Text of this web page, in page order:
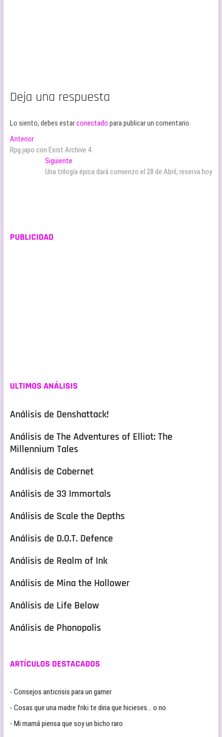
Deja una respuesta
Lo siento, debes estarconectado para publicar un comentario.
Navegación
de
entradas
AnteriorEntrada
anterior:
Rpg japo con Exist Archive 4
Siguiente
siguiente:
Una trilogía épica dará comienzo el 28 de Abril, reserva hoy
PUBLICIDAD
ULTIMOS ANÁLISIS
Análisis de Denshattack!
Análisis de The Adventures of Elliot: The
Millennium Tales
Análisis de Cabernet
Análisis de 33 Immortals
Análisis de Scale the Depths
Análisis de D.O.T. Defence
Análisis de Realm of Ink
Análisis de Mina the Hollower
Análisis de Life Below
Análisis de Phonopolis
ARTÍCULOS DESTACADOS
- Consejos anticrisis para un gamer
- Cosas que una madre friki te diria que hicieses… o no
- Mi mamá piensa que soy un bicho raro